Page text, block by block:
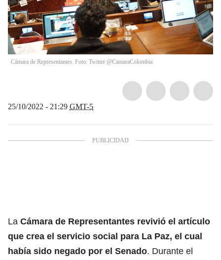
Cámara de Representantes. Foto: Twitter @CamaraColombia
25/10/2022 - 21:29 GMT-5
La Cámara de Representantes revivió el artículo
que crea el servicio social para La Paz, el cual
había sido negado por el Senado. Durante el